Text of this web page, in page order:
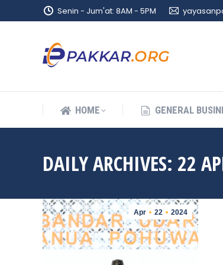
Senin - Jum'at: 8AM - 5PM
HOME GENERAL
DAILY ARCHIVES: 22
Apr 22 2024
HOME GENERAL